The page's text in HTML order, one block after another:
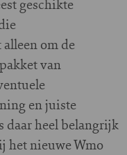
geschikte
om de
van
en juiste
daar heel belangrijk
het nieuwe Wmo